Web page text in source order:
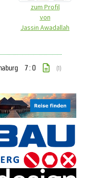
zum Profil
von
Jassin Awadallah
7 : 0 (1)